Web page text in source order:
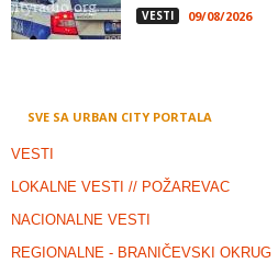
VESTI 09/08/2026
SVE SA URBAN CITY PORTALA
VESTI
LOKALNE VESTI // POŽAREVAC
NACIONALNE VESTI
REGIONALNE - BRANIČEVSKI OKRUG